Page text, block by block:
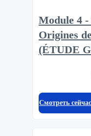
Module 4
Origines
(ÉTUDE
Смотреть сейчас